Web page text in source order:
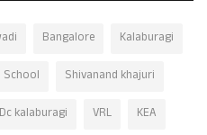
Bangalore
Kalaburagi
School
Shivanand khajuri
Dc kalaburagi VRL KEA